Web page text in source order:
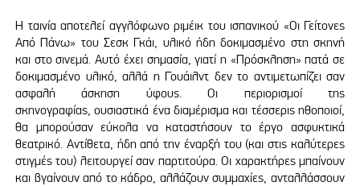
Η ταινία αποτελεί αγγλόφωνο ριμέικ του ισπανικού «Οι Γείτονες
Από Πάνω» του Σεσκ Γκάι, υλικό ήδη δοκιμασμένο στη σκηνή
και στο σινεμά. Αυτό έχει σημασία, γιατί η «Πρόσκληση» πατά σε
δοκιμασμένο υλικό, αλλά η Γουάιλντ δεν το αντιμετωπίζει σαν
ασφαλή άσκηση ύφους. Οι περιορισμοί της
σκηνογραφίας, ουσιαστικά ένα διαμέρισμα και τέσσερις ηθοποιοί,
θα μπορούσαν εύκολα να καταστήσουν το έργο ασφυκτικά
θεατρικό. Αντίθετα, ήδη από την έναρξή του (και στις καλύτερες
στιγμές του) λειτουργεί σαν παρτιτούρα. Οι χαρακτήρες μπαίνουν
και βγαίνουν από το κάδρο, αλλάζουν συμμαχίες, ανταλλάσσουν